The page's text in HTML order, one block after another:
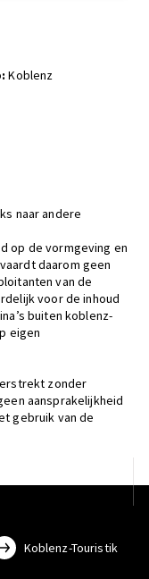
Koblenz
naar andere
op de vormgeving en
daarom geen
van de
voor de inhoud
buiten koblenz-
eigen
zonder
aansprakelijkheid
gebruik van de
Koblenz-Touristik